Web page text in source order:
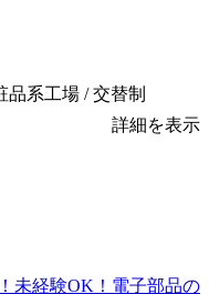
品系工場 / 交替制
詳細を表示